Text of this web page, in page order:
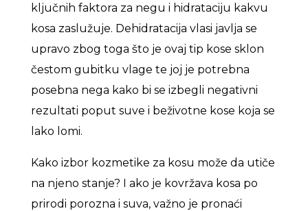
ključnih faktora za negu i hidrataciju kakvu
kosa zaslužuje. Dehidratacija vlasi javlja se
upravo zbog toga što je ovaj tip kose sklon
čestom gubitku vlage te joj je potrebna
posebna nega kako bi se izbegli negativni
rezultati poput suve i beživotne kose koja se
lako lomi.
Kako izbor kozmetike za kosu može da utiče
na njeno stanje? I ako je kovržava kosa po
prirodi porozna i suva, važno je pronaći